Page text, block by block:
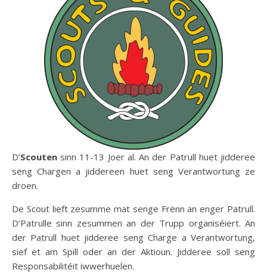
D’Scouten sinn 11-13 Joer al. An der Patrull huet jidderee
seng Chargen a jiddereen huet seng Verantwortung ze
droen.
De Scout lieft zesumme mat senge Frënn an enger Patrull.
D’Patrulle sinn zesummen an der Trupp organiséiert. An
der Patrull huet jidderee seng Charge a Verantwortung,
sief et am Spill oder an der Aktioun. Jidderee soll seng
Responsabilitéit iwwerhuelen.